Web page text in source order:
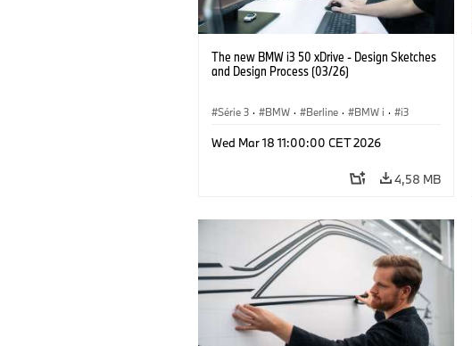
The new BMW i3 50 xDrive - Design Sketches
and Design Process (03/26)
Série 3 · BMW · Berline · BMW i · i3
Wed Mar 18 11:00:00 CET 2026
4,58 MB